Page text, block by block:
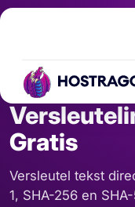
Gratis
Versleutel tekst
1, SHA-256 en